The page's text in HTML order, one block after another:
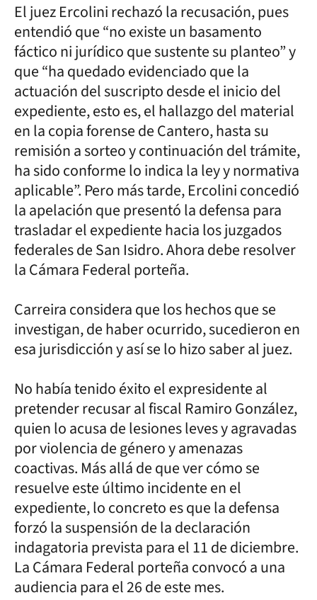
El juez Ercolini rechazó la recusación, pues
entendió que “no existe un basamento
fáctico ni jurídico que sustente su planteo” y
que “ha quedado evidenciado que la
actuación del suscripto desde el inicio del
expediente, esto es, el hallazgo del material
en la copia forense de Cantero, hasta su
remisión a sorteo y continuación del trámite,
ha sido conforme lo indica la ley y normativa
aplicable”. Pero más tarde, Ercolini concedió
la apelación que presentó la defensa para
trasladar el expediente hacia los juzgados
federales de San Isidro. Ahora debe resolver
la Cámara Federal porteña.
Carreira considera que los hechos que se
investigan, de haber ocurrido, sucedieron en
esa jurisdicción y así se lo hizo saber al juez.
No había tenido éxito el expresidente al
pretender recusar al fiscal Ramiro González,
quien lo acusa de lesiones leves y agravadas
por violencia de género y amenazas
coactivas. Más allá de que ver cómo se
resuelve este último incidente en el
expediente, lo concreto es que la defensa
forzó la suspensión de la declaración
indagatoria prevista para el 11 de diciembre.
La Cámara Federal porteña convocó a una
audiencia para el 26 de este mes.